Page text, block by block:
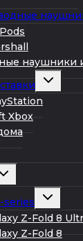
наушники
Развернуть
меню
Xbox
series
Развернуть
меню
Z-Fold 8
Z-Fold 8